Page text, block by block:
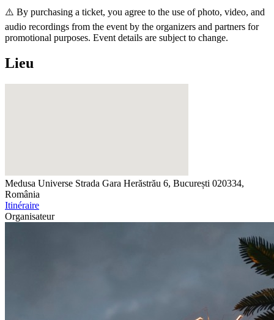
⚠️ By purchasing a ticket, you agree to the use of photo, video, and
audio recordings from the event by the organizers and partners for
promotional purposes. Event details are subject to change.
Lieu
Medusa Universe Strada Gara Herăstrău 6, București 020334,
România
Itinéraire
Organisateur